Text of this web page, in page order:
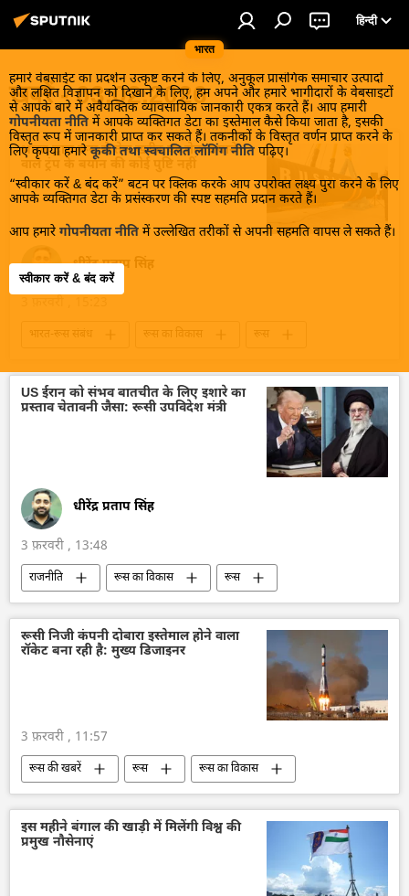
भारत
हिन्दी
हमारे वेबसाईट का प्रदर्शन उत्कृष्ट करने के लिए, अनुकूल प्रासंगिक समाचार उत्पादों
और लक्षित विज्ञापन को दिखाने के लिए, हम अपने और हमारे भागीदारों के वेबसाइटों
से आपके बारे में अवैयक्तिक व्यावसायिक जानकारी एकत्र करते हैं। आप हमारी
गोपनीयता नीति में आपके व्यक्तिगत डेटा का इस्तेमाल कैसे किया जाता है, इसकी
विस्तृत रूप में जानकारी प्राप्त कर सकते हैं। तकनीकों के विस्तृत वर्णन प्राप्त करने के
लिए कृपया हमारे कूकी तथा स्वचालित लॉगिंग नीति पढ़िए।
“स्वीकार करें & बंद करें” बटन पर क्लिक करके आप उपरोक्त लक्ष्य पुरा करने के लिए
आपके व्यक्तिगत डेटा के प्रसंस्करण की स्पष्ट सहमति प्रदान करते हैं।
आप हमारे गोपनीयता नीति में उल्लेखित तरीकों से अपनी सहमति वापस ले सकते हैं।
स्वीकार करें & बंद करें
खबरें - 03.02.2026
भारत द्वारा रूस से तेल खरीद पर रोक लगाने
वाले ट्रंप के बयान की कोई पुष्टि नहीं
धीरेंद्र प्रताप सिंह
भारत-रूस संबंध रूस का विकास
रूस
भारत का विकास
भारत सरकार
दिल्ली
डॉनल्ड ट्रम्प
US ईरान को संभव बातचीत के लिए इशारे का
प्रस्ताव चेतावनी जैसा: रूसी उपविदेश मंत्री
धीरेंद्र प्रताप सिंह
3 फ़रवरी , 13:48
राजनीति रूस का विकास
रूस
मास्को
रूस के उप विदेश मंत्री सर्गेई रयाबकोव
विदेश मंत्रालय
रूसी विदेश मंत्रालय
ईरान
वाशिंगटन
वाशिंगटन डीसी
डॉनल्ड ट्रम्प
रूसी निजी कंपनी दोबारा इस्तेमाल होने वाला
रॉकेट बना रही है: मुख्य डिजाइनर
3 फ़रवरी , 11:57
रूस की खबरें रूस
रूस का विकास
रॉकेट प्रक्षेपण
विज्ञान एवं प्रौद्योगिकी
इस महीने बंगाल की खाड़ी में मिलेंगी विश्व की
प्रमुख नौसेनाएं